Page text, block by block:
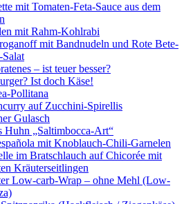
mit Tomaten-Feta-Sauce aus dem
mit Rahm-Kohlrabi
mit Bandnudeln und Rote Bete-
Salat
– ist teuer besser?
Ist doch Käse!
Pollitana
auf Zucchini-Spirellis
Gulasch
Huhn „Saltimbocca-Art“
mit Knoblauch-Chili-Garnelen
im Bratschlauch auf Chicorée mit
Kräuterseitlingen
Low-carb-Wrap – ohne Mehl (Low-